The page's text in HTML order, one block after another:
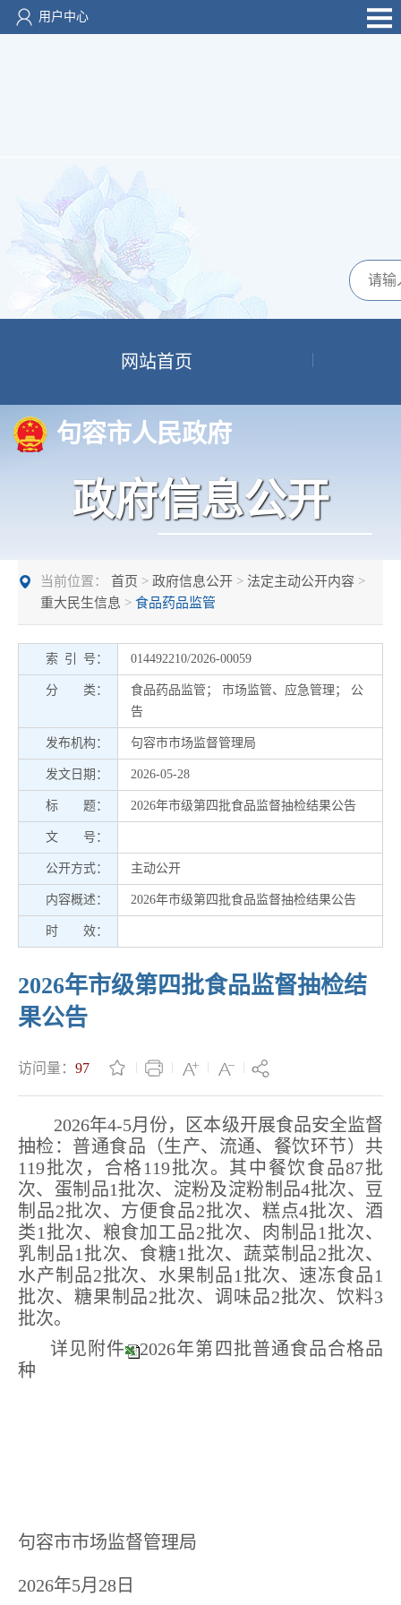
用户中心
网站首页
句容市人民政府
政府信息公开
当前位置： 首页 > 政府信息公开 > 法定主动公开内容 >
重大民生信息 > 食品药品监管
索 引 号： 014492210/2026-00059
分 类： 食品药品监管 ； 市场监管、应急管理 ；
公
告
发布机构： 句容市市场监督管理局
发文日期： 2026-05-28
标 题： 2026年市级第四批食品监督抽检结果公告
文 号：
公开方式： 主动公开
内容概述： 2026年市级第四批食品监督抽检结果公告
时 效：
2026年市级第四批食品监督抽检结
果公告
访问量： 97
2026年4-5月份，区本级开展食品安全监督
抽检：普通食品（生产、流通、餐饮环节）共
119批次，合格119批次。其中餐饮食品87批
次、蛋制品1批次、淀粉及淀粉制品4批次、豆
制品2批次、方便食品2批次、糕点4批次、酒
类1 批次、粮食加工品2批次、肉制品1 批次、
乳制品1 批次、食糖1 批次、蔬菜制品2批次、
水产制品2批次、水果制品1 批次、速冻食品1
批次、糖果制品2批次、调味品2批次、饮料3
批次。
详见附件
2026年第四批普通食品合格品
种
句容市市场监督管理局
2026年5月28日